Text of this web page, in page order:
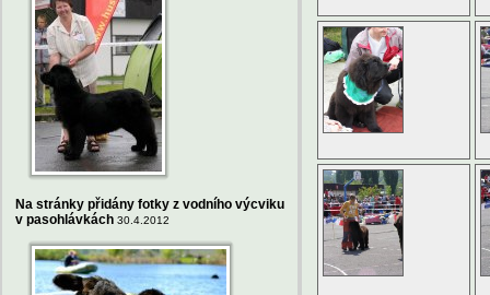
Na stránky přidány fotky z vodního výcviku
v pasohlávkách 30.4.2012